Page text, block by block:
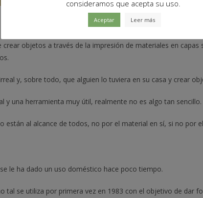
objetos a través de la impresión de materiales en
y, sobre todo, que alguien lo tuviera en su casa y crear
y una herramienta muy útil, realmente no es algo tan sencillo.
están al alcance de todos, no por el material en sí, si no por
le ha dado un uso doméstico hace poco tiempo.
se utiliza por primera vez en 1983 con el objetivo de dar
consideramos que acepta su uso.
Aceptar Leer más